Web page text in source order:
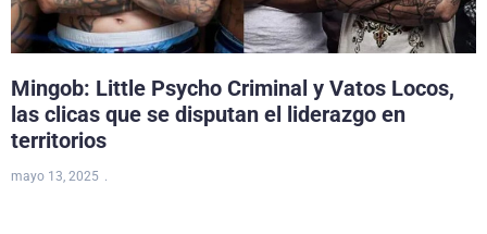
Mingob: Little Psycho Criminal y Vatos Locos,
las clicas que se disputan el liderazgo en
territorios
mayo 13, 2025